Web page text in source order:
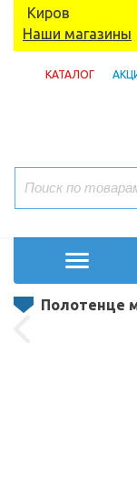
Киров
Наши магазины
КАТАЛОГ
Полотенце